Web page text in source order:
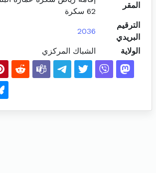
المقر
62 سكرة
الترقيم
البريدي
2036
الولاية الشباك المركزي